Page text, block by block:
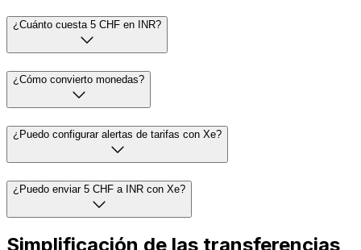
¿Cuánto cuesta 5 CHF en INR?
¿Cómo convierto monedas?
¿Puedo configurar alertas de tarifas con Xe?
¿Puedo enviar 5 CHF a INR con Xe?
Simplificación de las transferencias